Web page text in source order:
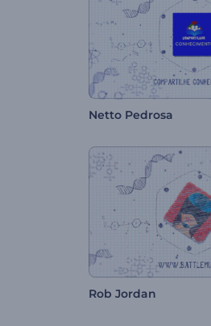
Netto Pedrosa
Rob Jordan